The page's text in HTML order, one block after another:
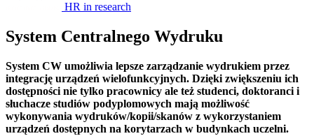
HR in research
System Centralnego Wydruku
System CW umożliwia lepsze zarządzanie wydrukiem przez
integrację urządzeń wielofunkcyjnych. Dzięki zwiększeniu ich
dostępności nie tylko pracownicy ale też studenci, doktoranci i
słuchacze studiów podyplomowych mają możliwość
wykonywania wydruków/kopii/skanów z wykorzystaniem
urządzeń dostępnych na korytarzach w budynkach uczelni.